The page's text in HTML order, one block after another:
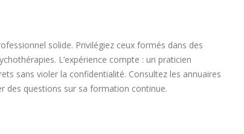
solide. Privilégiez ceux formés dans des
L’expérience compte : un praticien
sans violer la confidentialité. Consultez les annuaires
des questions sur sa formation continue.